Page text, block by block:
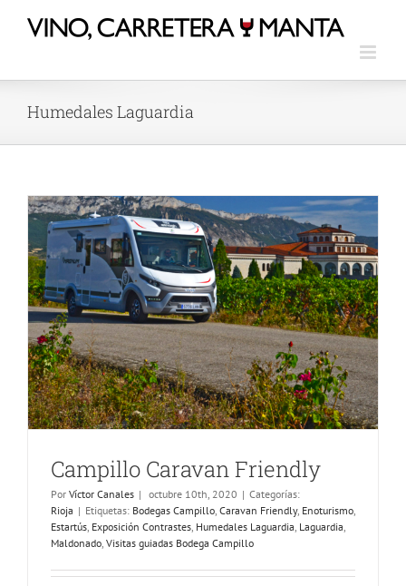
Humedales Laguardia
Campillo Caravan Friendly
Por Víctor Canales | octubre 10th, 2020 | Categorías:
Rioja | Etiquetas: Bodegas Campillo, Caravan Friendly, Enoturismo,
Estartús, Exposición Contrastes, Humedales Laguardia, Laguardia,
Maldonado, Visitas guiadas Bodega Campillo